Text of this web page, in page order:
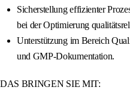
Sicherstellung effizienter
bei der Optimierung
Unterstützung im Bereich
und GMP-Dokumentation.
DAS BRINGEN SIE MIT: